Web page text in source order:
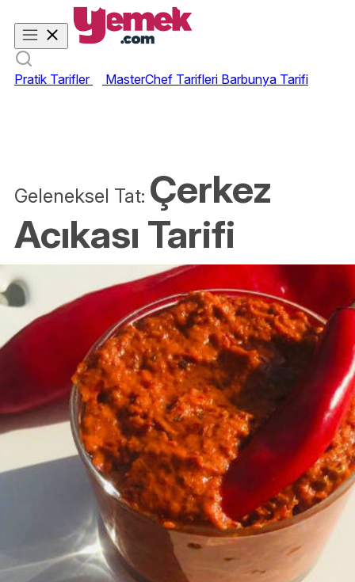
Pratik Tarifler MasterChef Tarifleri Barbunya Tarifi
Geleneksel Tat: Çerkez
Acıkası Tarifi